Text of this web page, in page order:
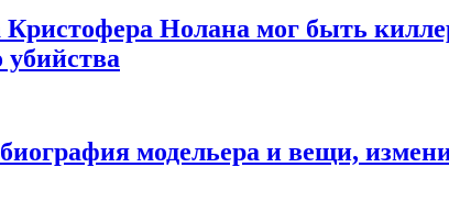
Кристофера Нолана мог быть
убийства
модельера и вещи,